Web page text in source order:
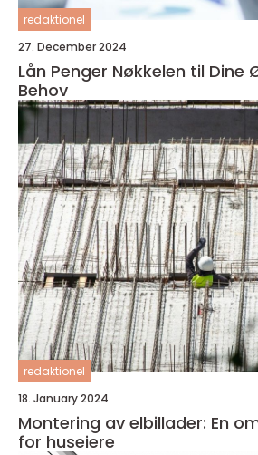
redaktionel
27. December 2024
Lån Penger Nøkkelen til Dine Økonomiske
Behov
redaktionel
18. January 2024
Montering av elbillader: En
for huseiere